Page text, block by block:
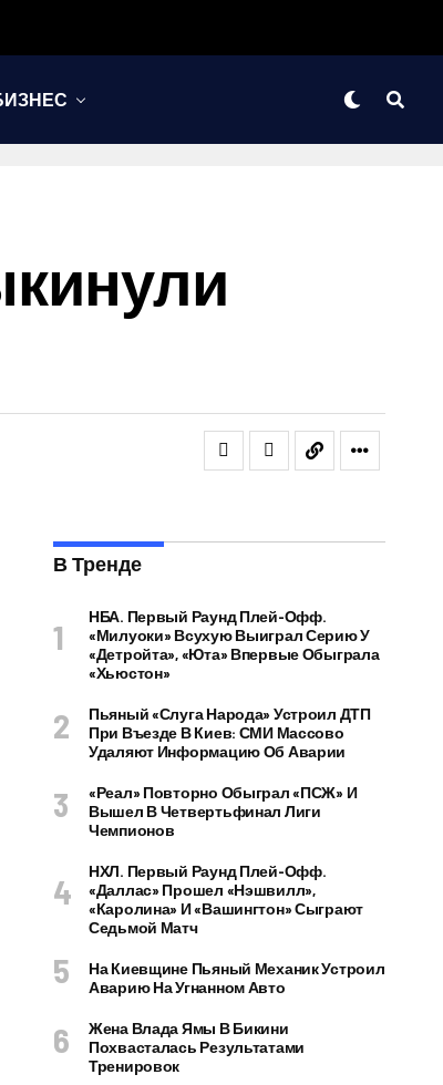
В Тренде
НБА. Первый Раунд Плей-Офф.
«Милуоки» Всухую Выиграл Серию У
«Детройта», «Юта» Впервые Обыграла
«Хьюстон»
Пьяный «слуга Народа» Устроил ДТП
При Въезде В Киев: СМИ Массово
Удаляют Информацию Об Аварии
«Реал» Повторно Обыграл «ПСЖ» И
Вышел В Четвертьфинал Лиги
Чемпионов
НХЛ. Первый Раунд Плей-Офф.
«Даллас» Прошел «Нэшвилл»,
«Каролина» И «Вашингтон» Сыграют
Седьмой Матч
На Киевщине Пьяный Механик Устроил
Аварию На Угнанном Авто
Жена Влада Ямы В Бикини
Похвасталась Результатами
Тренировок